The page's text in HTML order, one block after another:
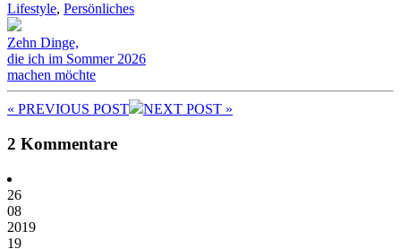
Lifestyle, Persönliches
Zehn Dinge,
die ich im Sommer 2026
machen möchte
« PREVIOUS POST NEXT POST »
2 Kommentare
26
08
2019
19